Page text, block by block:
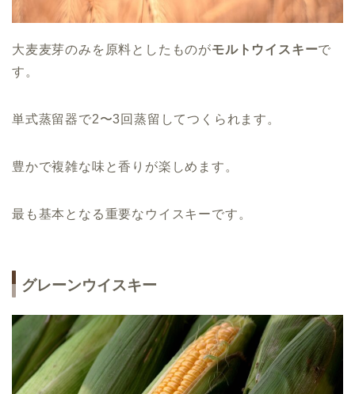
大麦麦芽のみを原料としたものがモルトウイスキーで
す。
単式蒸留器で2〜3回蒸留してつくられます。
豊かで複雑な味と香りが楽しめます。
最も基本となる重要なウイスキーです。
グレーンウイスキー